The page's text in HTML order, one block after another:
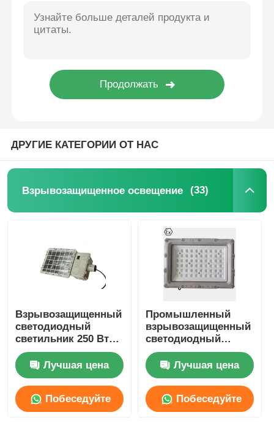
ДРУГИЕ КАТЕГОРИИ ОТ НАС
Взрывозащищенное освещение (33)
Взрывозащищенный
светодиодный
светильник 250 Вт
400 Вт 1000 Вт для
металлогалогенной
лампы
Лучшая цена
Побеседуйте
Промышленный
взрывозащищенный
светодиодный
светильник |
Освещение опасных
зон 1 и 2
Лучшая цена
Побеседуйте